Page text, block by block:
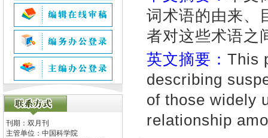
刊期：双月刊
主管单位： 中国科学院
词术语的由来、
者对这些术语之
英文摘要： This
describing
of those widely
relationship